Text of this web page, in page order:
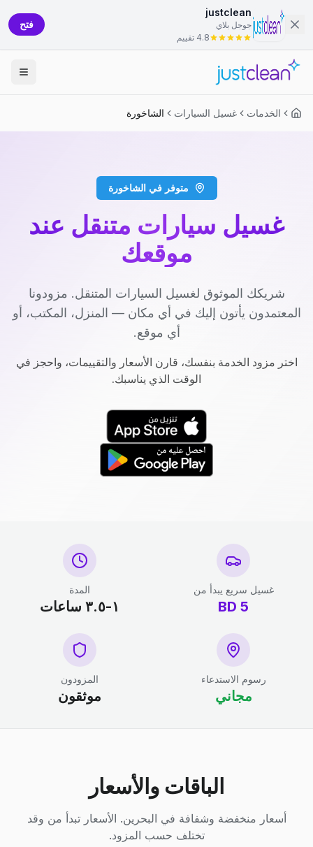
justclean
جوجل بلاي
4.8 تقييم
فتح
الخدمات غسيل السيارات الشاخورة
متوفر في الشاخورة
غسيل سيارات متنقل عند
موقعك
شريكك الموثوق لغسيل السيارات المتنقل. مزودونا
المعتمدون يأتون إليك في أي مكان — المنزل، المكتب، أو
أي موقع.
اختر مزود الخدمة بنفسك، قارن الأسعار والتقييمات، واحجز في
الوقت الذي يناسبك.
غسيل سريع يبدأ من
5
BD
المدة
١-٣.٥ ساعات
رسوم الاستدعاء
مجاني
المزودون
موثقون
الباقات والأسعار
أسعار منخفضة وشفافة في البحرين. الأسعار تبدأ من وقد
تختلف حسب المزود.